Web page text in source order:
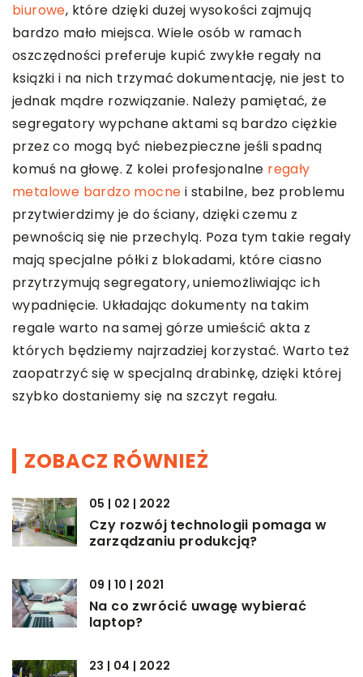
biurowe, które dzięki dużej wysokości zajmują
bardzo mało miejsca. Wiele osób w ramach
oszczędności preferuje kupić zwykłe regały na
książki i na nich trzymać dokumentację, nie jest to
jednak mądre rozwiązanie. Należy pamiętać, że
segregatory wypchane aktami są bardzo ciężkie
przez co mogą być niebezpieczne jeśli spadną
komuś na głowę. Z kolei profesjonalne regały
metalowe bardzo mocne i stabilne, bez problemu
przytwierdzimy je do ściany, dzięki czemu z
pewnością się nie przechylą. Poza tym takie regały
mają specjalne półki z blokadami, które ciasno
przytrzymują segregatory, uniemożliwiając ich
wypadnięcie. Układając dokumenty na takim
regale warto na samej górze umieścić akta z
których będziemy najrzadziej korzystać. Warto też
zaopatrzyć się w specjalną drabinkę, dzięki której
szybko dostaniemy się na szczyt regału.
ZOBACZ RÓWNIEŻ
05 | 02 | 2022
Czy rozwój technologii pomaga w
zarządzaniu produkcją?
09 | 10 | 2021
Na co zwrócić uwagę wybierać
laptop?
23 | 04 | 2022